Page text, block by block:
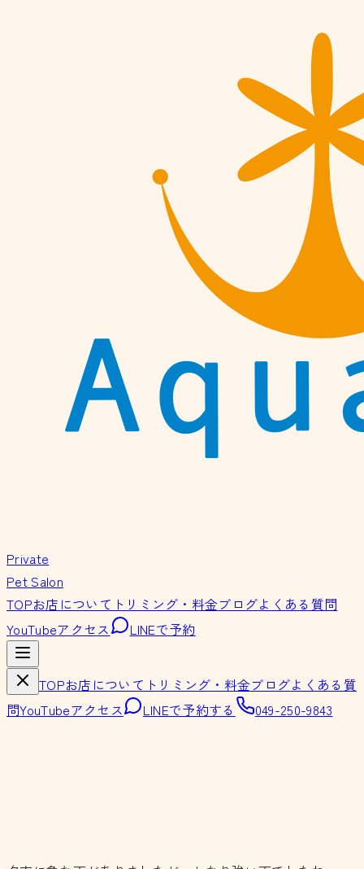
Private
Pet Salon
TOPお店について トリミング・料金ブログよくある質問
YouTubeアクセス LINEで予約
TOPお店について トリミング・料金ブログよくある質
問YouTubeアクセス LINEで予約する 049-250-9843